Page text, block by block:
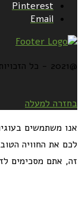
Pinterest
Email
@2021 - כל הזכויות שמורות למירב גביש | ביצוע
בחזרה למעלה
לכם את החוויה
זה, אתם מסכימים